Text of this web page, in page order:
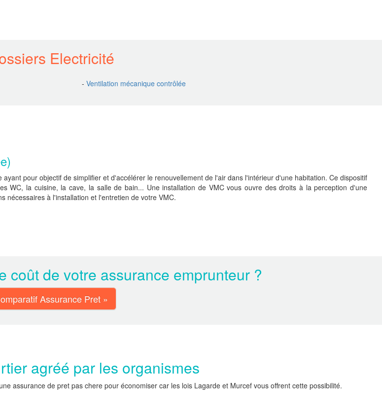
Electricité
- Ventilation mécanique contrôlée
pour objectif de simplifier et d'accélérer le renouvellement de l'air dans l'intérieur d'une habitation. Ce dispositif
WC, la cuisine, la cave, la salle de bain... Une installation de VMC vous ouvre des droits à la perception d'une
nécessaires à l'installation et l'entretien de votre VMC.
coût de votre assurance emprunteur ?
Assurance Pret »
agréé par les organismes
assurance de pret pas chere pour économiser car les lois Lagarde et Murcef vous offrent cette possibilité.